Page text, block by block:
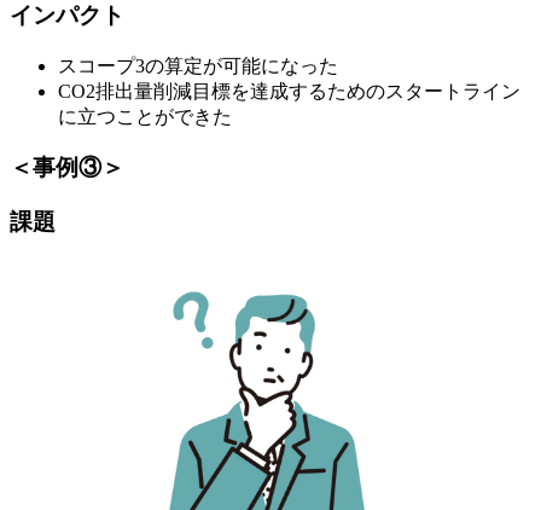
インパクト
スコープ3の算定が可能になった
CO2排出量削減目標を達成するためのスタートライン
に立つことができた
＜事例③＞
課題